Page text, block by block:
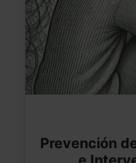
Prevención